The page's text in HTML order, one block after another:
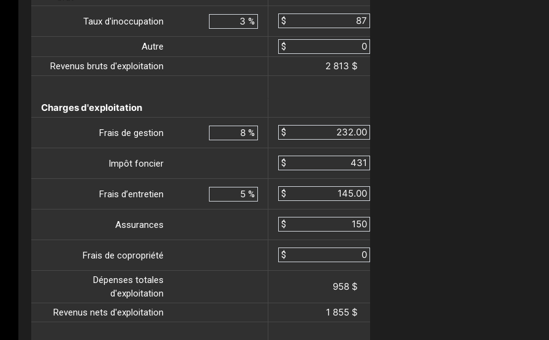
Taux d'inoccupation % $
Autre
$
Revenus bruts d'exploitation
2 813 $
Charges d'exploitation
Frais de gestion % $
Impôt foncier $
Frais d’entretien % $
Assurances $
Frais de copropriété $
Dépenses totales
d'exploitation
958 $
Revenus nets d'exploitation 1 855 $